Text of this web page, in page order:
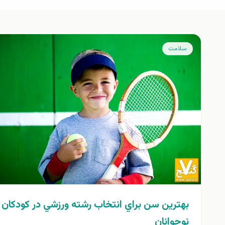
سلامت
بهترين سن براي انتخاب رشته ورزشي در